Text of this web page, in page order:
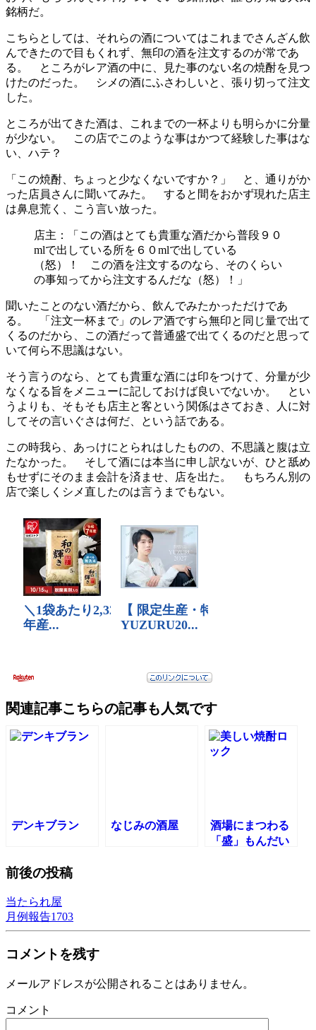
銘柄だ。
こちらとしては、それらの酒についてはこれまでさんざん飲
んできたので目もくれず、無印の酒を注文するのが常であ
る。 ところがレア酒の中に、見た事のない名の焼酎を見つ
けたのだった。 シメの酒にふさわしいと、張り切って注文
した。
ところが出てきた酒は、これまでの一杯よりも明らかに分量
が少ない。 この店でこのような事はかつて経験した事はな
い、ハテ？
「この焼酎、ちょっと少なくないですか？」 と、通りがか
った店員さんに聞いてみた。 すると間をおかず現れた店主
は鼻息荒く、こう言い放った。
店主：「この酒はとても貴重な酒だから普段９０
mlで出している所を６０mlで出している
（怒）！ この酒を注文するのなら、そのくらい
の事知ってから注文するんだな（怒）！」
聞いたことのない酒だから、飲んでみたかっただけであ
る。 「注文一杯まで」のレア酒ですら無印と同じ量で出て
くるのだから、この酒だって普通盛で出てくるのだと思って
いて何ら不思議はない。
そう言うのなら、とても貴重な酒には印をつけて、分量が少
なくなる旨をメニューに記しておけば良いでないか。 とい
うよりも、そもそも店主と客という関係はさておき、人に対
してその言いぐさは何だ、という話である。
この時我ら、あっけにとられはしたものの、不思議と腹は立
たなかった。 そして酒には本当に申し訳ないが、ひと舐め
もせずにそのまま会計を済ませ、店を出た。 もちろん別の
店で楽しくシメ直したのは言うまでもない。
関連記事こちらの記事も人気です
デンキブラン なじみの酒屋
酒場にまつわる
「盛」もんだい
前後の投稿
当たられ屋
月例報告1703
コメントを残す
メールアドレスが公開されることはありません。
コメント